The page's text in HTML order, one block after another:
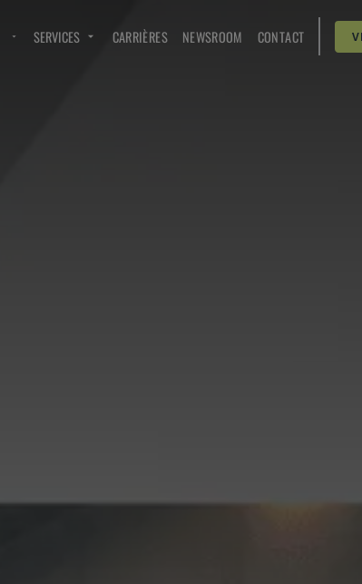
SERVICES CARRIÈRES NEWSROOM CONTACT